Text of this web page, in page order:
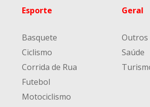
Esporte
Basquete
Ciclismo
Corrida de Rua
Futebol
Motociclismo
Geral
Outros
Saúde